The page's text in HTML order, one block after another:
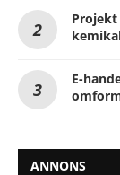
E-
ANNONS